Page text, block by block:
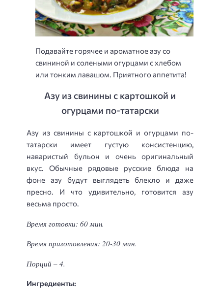
Подавайте горячее и ароматное азу со
свининой и солеными огурцами с хлебом
или тонким лавашом. Приятного аппетита!
Азу из свинины с картошкой и
огурцами по-татарски
Азу из свинины с картошкой и огурцами по-
татарски имеет густую консистенцию,
наваристый бульон и очень оригинальный
вкус. Обычные рядовые русские блюда на
фоне азу будут выглядеть блекло и даже
пресно. И что удивительно, готовится азу
весьма просто.
Время готовки: 60 мин.
Время приготовления: 20-30 мин.
Порций – 4.
Ингредиенты: